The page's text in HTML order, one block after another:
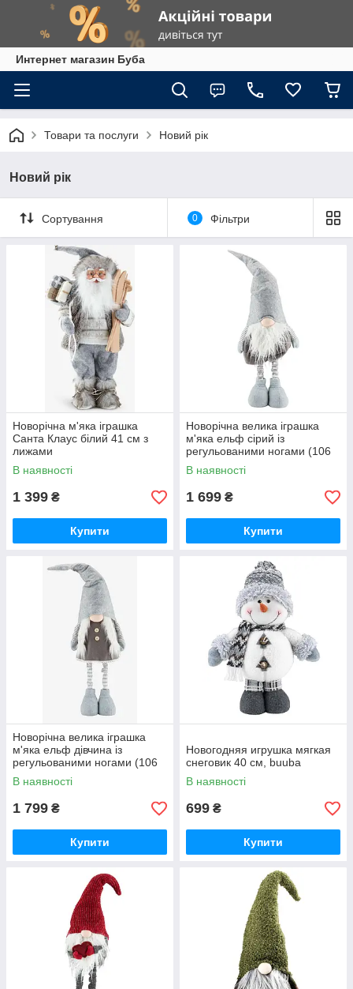
Интернет магазин Буба
Товари та послуги Новий рік
Новий рік
Сортування 0 Фільтри
Новорічна м'яка іграшка
Санта Клаус білий 41 см з
лижами
В наявності
1 399 ₴
Купити
Новорічна велика іграшка
м'яка ельф сірий із
регульованими ногами (106
см) buuba
В наявності
1 699 ₴
Купити
Новорічна велика іграшка
м'яка ельф дівчина із
регульованими ногами (106
см) buuba
В наявності
1 799 ₴
Купити
Новогодняя игрушка мягкая
снеговик 40 см, buuba
В наявності
699 ₴
Купити